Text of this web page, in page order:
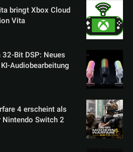
bringt Xbox Cloud
Vita
Bit DSP: Neues
Audiobearbeitung
4 erscheint als
Switch 2